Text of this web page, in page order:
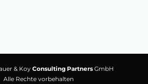
& Koy Consulting PartnersGmbH
Alle Rechte vorbehalten